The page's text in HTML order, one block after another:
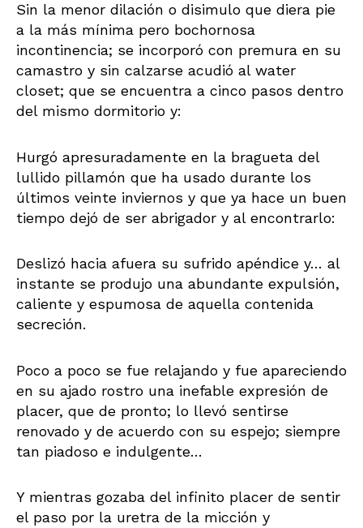
Sin la menor dilación o disimulo que diera pie
a la más mínima pero bochornosa
incontinencia; se incorporó con premura en su
camastro y sin calzarse acudió al water
closet; que se encuentra a cinco pasos dentro
del mismo dormitorio y:
Hurgó apresuradamente en la bragueta del
lullido pillamón que ha usado durante los
últimos veinte inviernos y que ya hace un buen
tiempo dejó de ser abrigador y al encontrarlo:
Deslizó hacia afuera su sufrido apéndice y… al
instante se produjo una abundante expulsión,
caliente y espumosa de aquella contenida
secreción.
Poco a poco se fue relajando y fue apareciendo
en su ajado rostro una inefable expresión de
placer, que de pronto; lo llevó sentirse
renovado y de acuerdo con su espejo; siempre
tan piadoso e indulgente…
Y mientras gozaba del infinito placer de sentir
el paso por la uretra de la micción y